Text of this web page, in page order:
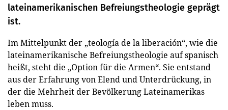
lateinamerikanischen Befreiungstheologie geprägt
ist.
Im Mittelpunkt der „teología de la liberación“, wie die
lateinamerikanische Befreiungstheologie auf spanisch
heißt, steht die „Option für die Armen“. Sie entstand
aus der Erfahrung von Elend und Unterdrückung, in
der die Mehrheit der Bevölkerung Lateinamerikas
leben muss.